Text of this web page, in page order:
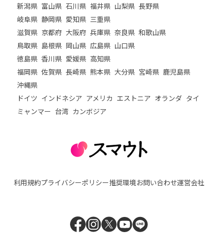
新潟県 富山県 石川県 福井県 山梨県 長野県
岐阜県 静岡県 愛知県 三重県
滋賀県 京都府 大阪府 兵庫県 奈良県 和歌山県
鳥取県 島根県 岡山県 広島県 山口県
徳島県 香川県 愛媛県 高知県
福岡県 佐賀県 長崎県 熊本県 大分県 宮崎県 鹿児島県
沖縄県
ドイツ インドネシア アメリカ エストニア オランダ タイ
ミャンマー 台湾 カンボジア
利用規約プライバシーポリシー推奨環境お問い合わせ運営会社